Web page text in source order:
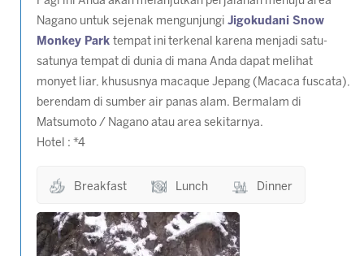
Nagano untuk sejenak mengunjungi Jigokudani Snow
Monkey Park tempat ini terkenal karena menjadi satu-
satunya tempat di dunia di mana Anda dapat melihat
monyet liar, khususnya macaque Jepang (Macaca fuscata),
berendam di sumber air panas alam. Bermalam di
Matsumoto / Nagano atau area sekitarnya.
Hotel : *4
Breakfast Lunch Dinner